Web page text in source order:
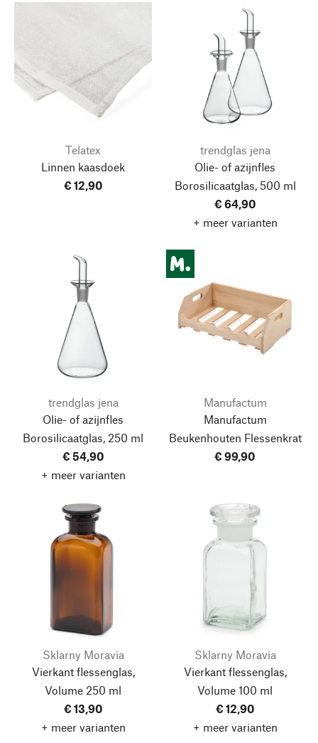
Telatex
Linnen kaasdoek
€ 12,90
trendglas jena
Olie- of azijnfles
Borosilicaatglas, 500 ml
€ 64,90
+ meer varianten
trendglas jena
Olie- of azijnfles
Borosilicaatglas, 250 ml
€ 54,90
+ meer varianten
Manufactum
Manufactum
Beukenhouten Flessenkrat
€ 99,90
Sklarny Moravia
Vierkant flessenglas,
Volume 250 ml
€ 13,90
+ meer varianten
Sklarny Moravia
Vierkant flessenglas,
Volume 100 ml
€ 12,90
+ meer varianten